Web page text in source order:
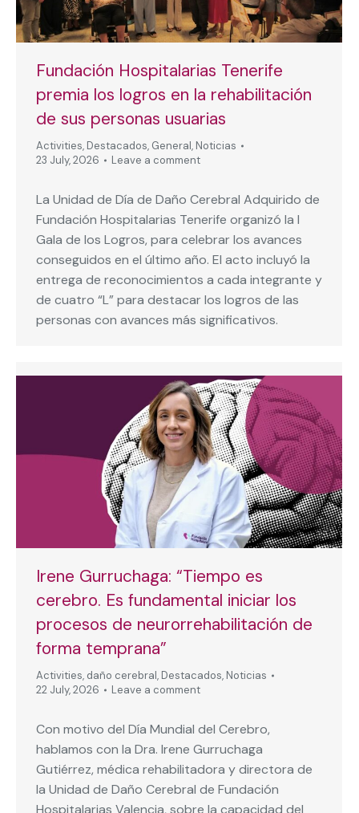
Fundación Hospitalarias Tenerife
premia los logros en la rehabilitación
de sus personas usuarias
Activities, Destacados, General, Noticias
23 July, 2026
Leave a comment
La Unidad de Día de Daño Cerebral Adquirido de
Fundación Hospitalarias Tenerife organizó la I
Gala de los Logros, para celebrar los avances
conseguidos en el último año. El acto incluyó la
entrega de reconocimientos a cada integrante y
de cuatro “L” para destacar los logros de las
personas con avances más significativos.
Irene Gurruchaga: “Tiempo es
cerebro. Es fundamental iniciar los
procesos de neurorrehabilitación de
forma temprana”
Activities, daño cerebral, Destacados, Noticias
22 July, 2026
Leave a comment
Con motivo del Día Mundial del Cerebro,
hablamos con la Dra. Irene Gurruchaga
Gutiérrez, médica rehabilitadora y directora de
la Unidad de Daño Cerebral de Fundación
Hospitalarias Valencia, sobre la capacidad del